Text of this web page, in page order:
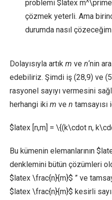
problemi $latex
çözmek yeterli. Ama
durumda nasıl
Dolayısıyla artık m ve n‘nin
edebiliriz. Şimdi iş (28,9) ve
rasyonel sayıyı vermesini
herhangi iki m ve n tamsayısı
$latex [n,m] = \{(k\cdot n,
Bu kümenin elemanlarının
denklemini bütün çözümleri
$latex \frac{n}{m}$ ” ve
$latex \frac{n}{m}$ kesirli